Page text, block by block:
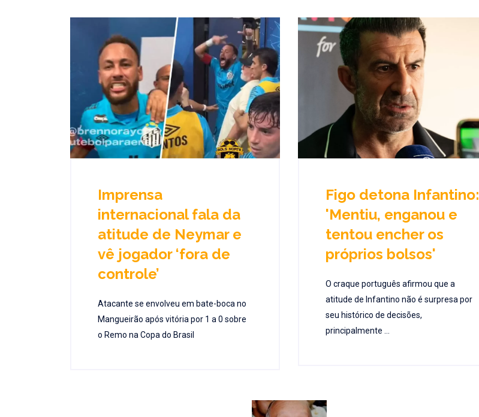
Imprensa
internacional fala da
atitude de Neymar e
vê jogador ‘fora de
controle’
Atacante se envolveu em bate-boca no
Mangueirão após vitória por 1 a 0 sobre
o Remo na Copa do Brasil
Figo detona Infantino:
'Mentiu, enganou e
tentou encher os
próprios bolsos'
O craque português afirmou que a
atitude de Infantino não é surpresa por
seu histórico de decisões,
principalmente ...